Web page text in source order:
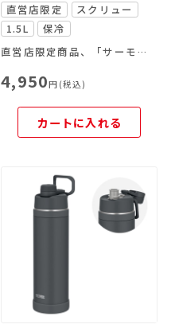
直営店限定
スクリュー
1.5L
保冷
直営店限定商品、「サーモス スタイリングシリーズ LOGO」
4,950円(税込)
カートに入れる